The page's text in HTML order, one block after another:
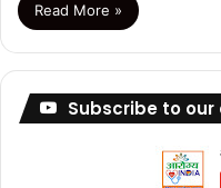
Read More »
Subscribe to our